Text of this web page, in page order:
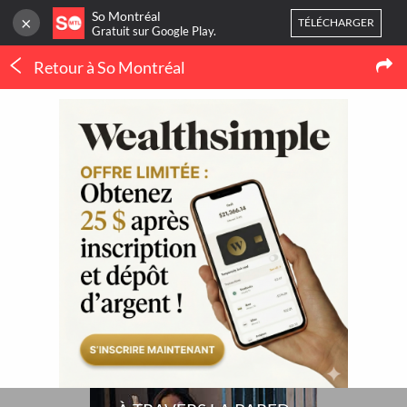
× So Montréal
Gratuit sur Google Play.
TÉLÉCHARGER
CONNEXION
Ou inscrivez-vous
Accueil
3
Mes favoris
Publier une activité
À TRAVERS LA PARED
NOUVELLES
THERMOPOMPE À
MONTRÉAL : LE
CONFORT QUATRE
SAISONS SANS SE BATTRE
ORTHODONTIE À
MONTRÉAL : QUAND
POURQUOI
UN SPÉCIALISTE ?
Retour à So Montréal